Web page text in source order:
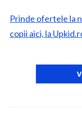
Prinde ofertele la
copii aici, la